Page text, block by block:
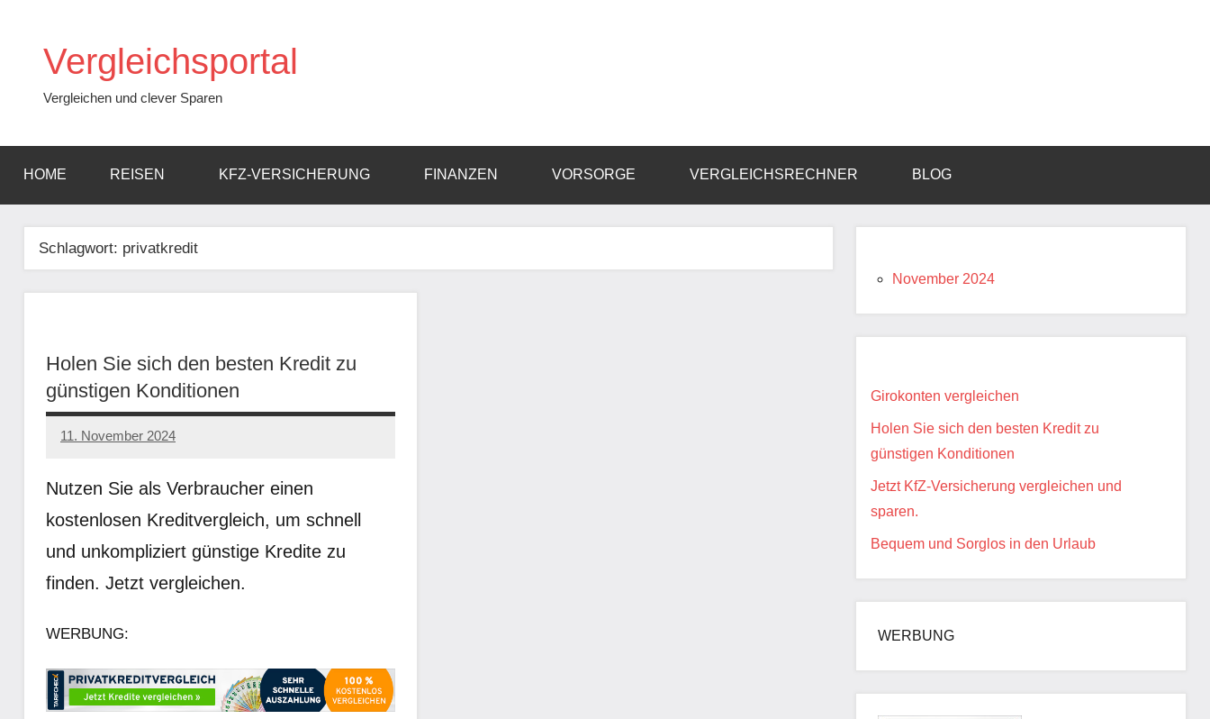
springenVergleichsportal
Vergleichen und clever Sparen
HOME REISEN KFZ-VERSICHERUNG FINANZEN VORSORGE VERGLEICHSRECHNER BLOG
Schlagwort: privatkredit
Holen Sie sich den besten Kredit zu
günstigen Konditionen
11. November 2024
admin0611
Keine
Nutzen Sie als Verbraucher einen
kostenlosen Kreditvergleich, um schnell
und unkompliziert günstige Kredite zu
finden. Jetzt vergleichen.
WERBUNG:
November 2024
Girokonten vergleichen
Holen Sie sich den besten Kredit zu
günstigen Konditionen
Jetzt KfZ-Versicherung vergleichen und
sparen.
Bequem und Sorglos in den Urlaub
WERBUNG